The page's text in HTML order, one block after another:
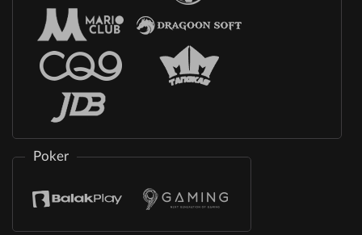
Poker